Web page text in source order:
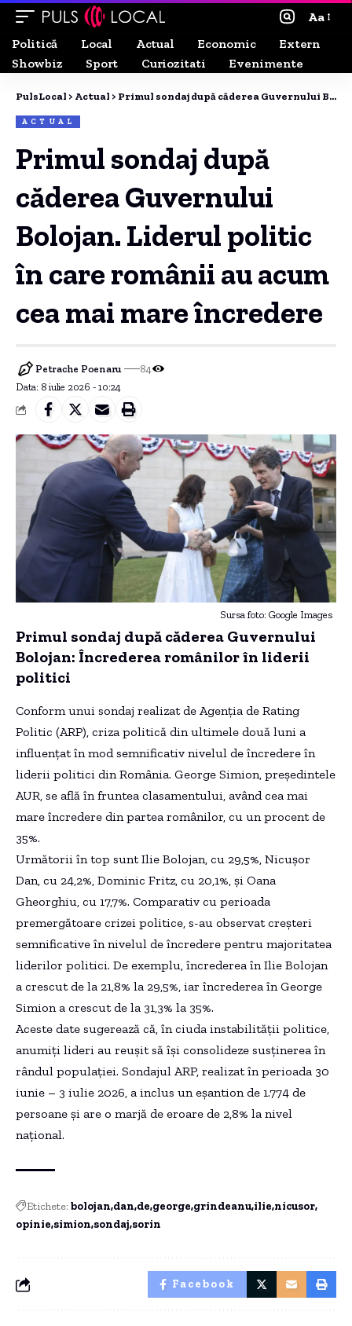
Aa
Politică
Local Actual Economic
Extern
Showbiz
Sport Curiozitati Evenimente
PulsLocal > Actual > Primul sondaj după căderea Guvernului Bolojan. Liderul politic în care românii au acum cea mai mare încredere
ACTUAL
Primul sondaj după
căderea Guvernului
Bolojan. Liderul politic
în care românii au acum
cea mai mare încredere
Data: 8 iulie 2026 - 10:24
Petrache Poenaru 84
Sursa foto: Google Images
Primul sondaj după căderea Guvernului
Bolojan: Încrederea românilor în liderii
politici
Conform unui sondaj realizat de Agenția de Rating
Politic (ARP), criza politică din ultimele două luni a
influențat în mod semnificativ nivelul de încredere în
liderii politici din România. George Simion, președintele
AUR, se află în fruntea clasamentului, având cea mai
mare încredere din partea românilor, cu un procent de
35%.
Următorii în top sunt Ilie Bolojan, cu 29,5%, Nicușor
Dan, cu 24,2%, Dominic Fritz, cu 20,1%, și Oana
Gheorghiu, cu 17,7%. Comparativ cu perioada
premergătoare crizei politice, s-au observat creșteri
semnificative în nivelul de încredere pentru majoritatea
liderilor politici. De exemplu, încrederea în Ilie Bolojan
a crescut de la 21,8% la 29,5%, iar încrederea în George
Simion a crescut de la 31,3% la 35%.
Aceste date sugerează că, în ciuda instabilității politice,
anumiți lideri au reușit să își consolideze susținerea în
rândul populației. Sondajul ARP, realizat în perioada 30
iunie – 3 iulie 2026, a inclus un eșantion de 1.774 de
persoane și are o marjă de eroare de 2,8% la nivel
național.
Etichete: bolojan dan de george grindeanu ilie nicusor
opinie simion sondaj sorin
Facebook